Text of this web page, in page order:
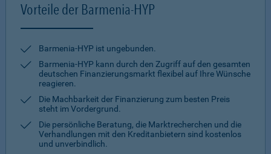
Vorteile der Barmenia-HYP
Barmenia-HYP ist ungebunden.
Barmenia-HYP kann durch den Zugriff auf den gesamten
deutschen Finanzierungsmarkt flexibel auf Ihre Wünsche
reagieren.
Die Machbarkeit der Finanzierung zum besten Preis
steht im Vordergrund.
Die persönliche Beratung, die Marktrecherchen und die
Verhandlungen mit den Kreditanbietern sind kostenlos
und unverbindlich.